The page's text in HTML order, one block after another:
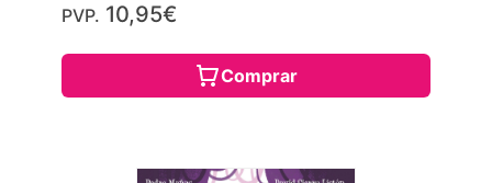
PVP. 10,95€
Comprar